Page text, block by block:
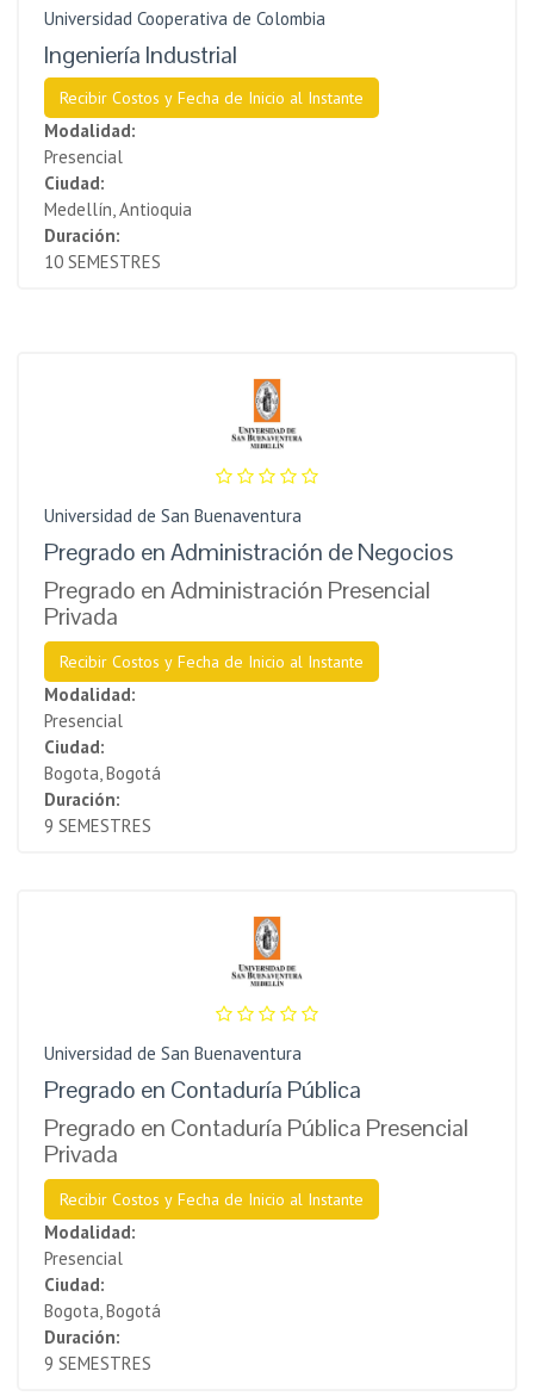
Universidad Cooperativa de Colombia
Ingeniería Industrial
Recibir Costos y Fecha de Inicio al Instante
Modalidad:
Presencial
Ciudad:
Medellín, Antioquia
Duración:
10 SEMESTRES
Universidad de San Buenaventura
Pregrado en Administración de Negocios
Pregrado en Administración Presencial
Privada
Recibir Costos y Fecha de Inicio al Instante
Modalidad:
Presencial
Ciudad:
Bogota, Bogotá
Duración:
9 SEMESTRES
Universidad de San Buenaventura
Pregrado en Contaduría Pública
Pregrado en Contaduría Pública Presencial
Privada
Recibir Costos y Fecha de Inicio al Instante
Modalidad:
Presencial
Ciudad:
Bogota, Bogotá
Duración:
9 SEMESTRES